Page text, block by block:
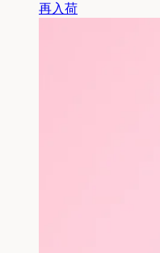
再入荷